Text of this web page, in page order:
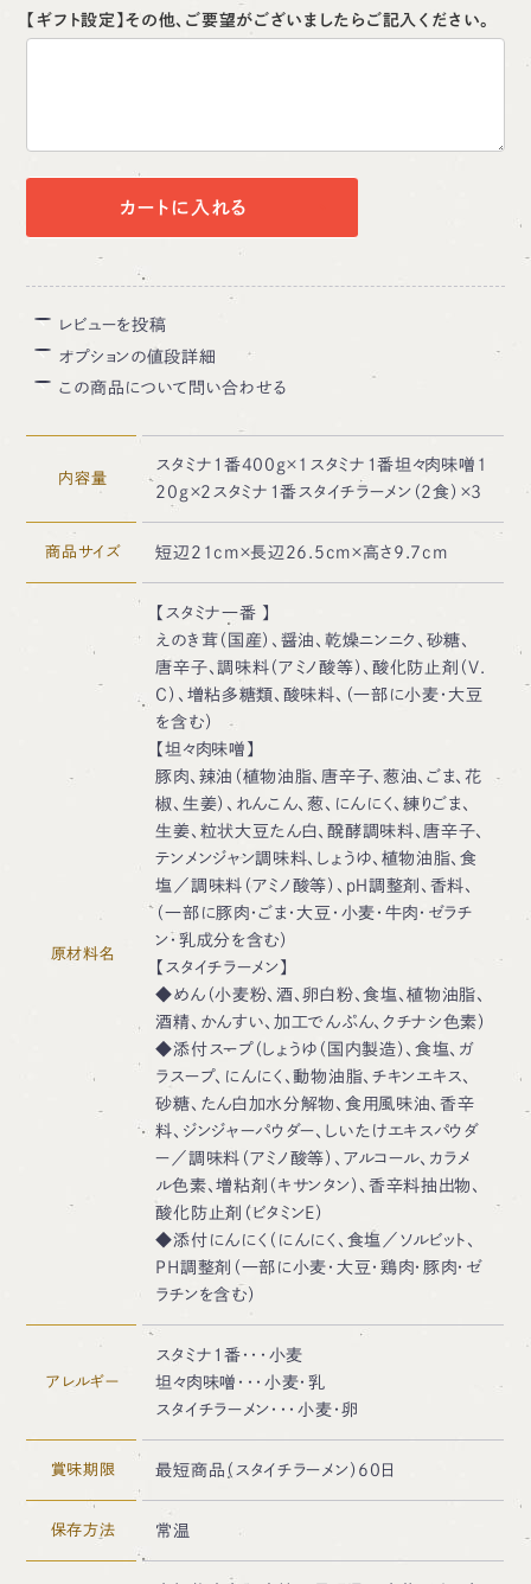
【ギフト設定】その他、ご要望がございましたらご記入ください。
カートに入れる
レビューを投稿
オプションの値段詳細
この商品について問い合わせる
内容量
スタミナ１番400g×1スタミナ１番坦々肉味噌1
20g×2スタミナ１番スタイチラーメン（2食）×3
商品サイズ 短辺21cm×長辺26.5cm×高さ9.7cm
原材料名
【スタミナ一番 】
えのき茸（国産）、醤油、乾燥ニンニク、砂糖、
唐辛子、調味料（アミノ酸等）、酸化防止剤（V.
C）、増粘多糖類、酸味料、（一部に小麦・大豆
を含む）
【坦々肉味噌】
豚肉、辣油（植物油脂、唐辛子、葱油、ごま、花
椒、生姜）、れんこん、葱、にんにく、練りごま、
生姜、粒状大豆たん白、醗酵調味料、唐辛子、
テンメンジャン調味料、しょうゆ、植物油脂、食
塩／調味料（アミノ酸等）、ｐＨ調整剤、香料、
（一部に豚肉・ごま・大豆・小麦・牛肉・ゼラチ
ン・乳成分を含む）
【スタイチラーメン】
◆めん（小麦粉、酒、卵白粉、食塩、植物油脂、
酒精、かんすい、加工でんぷん、クチナシ色素）
◆添付スープ（しょうゆ（国内製造）、食塩、ガ
ラスープ、にんにく、動物油脂、チキンエキス、
砂糖、たん白加水分解物、食用風味油、香辛
料、ジンジャーパウダー、しいたけエキスパウダ
ー／調味料（アミノ酸等）、アルコール、カラメ
ル色素、増粘剤（キサンタン）、香辛料抽出物、
酸化防止剤（ビタミンE）
◆添付にんにく（にんにく、食塩／ソルビット、
PH調整剤（一部に小麦・大豆・鶏肉・豚肉・ゼ
ラチンを含む）
アレルギー
スタミナ１番・・・小麦
坦々肉味噌・・・小麦・乳
スタイチラーメン・・・小麦・卵
賞味期限 最短商品（スタイチラーメン）60日
保存方法 常温